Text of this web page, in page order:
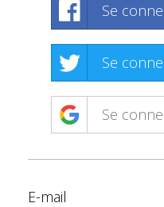
Se
Se
Se
E-mail